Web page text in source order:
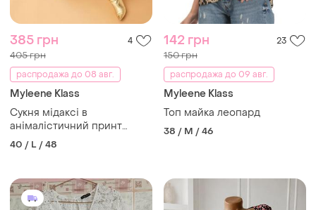
385 грн 4
405 грн
распродажа до 08 авг.
Myleene Klass
Сукня мідаксі в
анімалістичний принт
myleene klass р.12
40 / L / 48
142 грн 23
150 грн
распродажа до 09 авг.
Myleene Klass
Топ майка леопард
38 / M / 46